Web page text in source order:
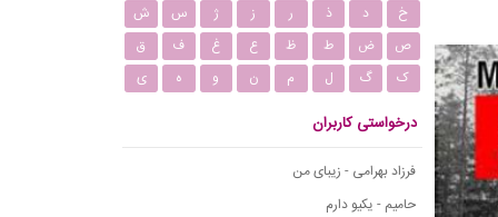
خ
د ذ ر ز ژ س
ش
ص
ض ط ظ ع غ ف
ق
ک
گ ل م ن و ه ی
درخواستی کاربران
فرزاد بهرامی - زیبای من
حامیم - یکیو دارم